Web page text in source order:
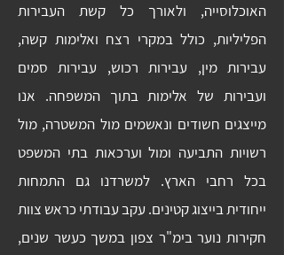
האוכלוסייה, ולאורך כל קשת העבירות
הפליליות, כולל במקרי רצח ואלימות קשה,
עבירות מין, עבירות רכוש, עבירות סמים
ועבירות של אלימות בתוך המשפחה. אנו
מייצגים חשודים ונאשמים מול המשטרה, מול
רשויות התביעה ומול וערכאות בתי המשפט
בכל רחבי הארץ. למשרדנו גם התמחות
ייחודית בייצוג קטינים. עקב עבודתי כראש צוות
חקירות נוער בימ"ר צפון במשך כעשר שנים,